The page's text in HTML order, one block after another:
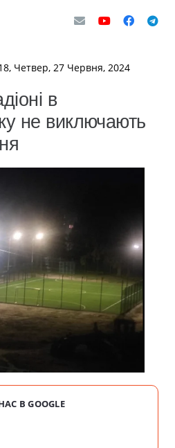
Четвер, 27 Червня, 2024
в
не виключають
В GOOGLE